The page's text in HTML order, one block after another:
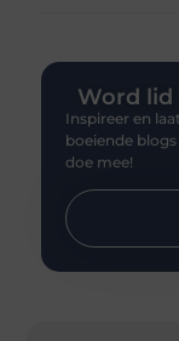
Word
Inspireer en
boeiende
doe mee!